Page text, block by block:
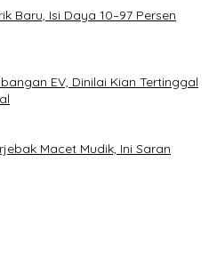
Baru, Isi Daya 10–97 Persen
EV, Dinilai Kian Tertinggal
Macet Mudik, Ini Saran